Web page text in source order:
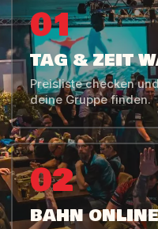
01
TAG & ZEIT
Preisliste checken
deine Gruppe finden.
02
BAHN